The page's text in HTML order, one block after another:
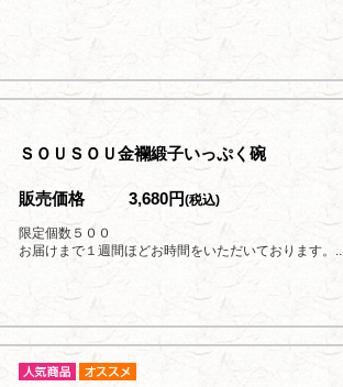
ＳＯＵＳＯＵ金襴緞子いっぷく碗
販売価格 3,680円(税込)
限定個数５００
お届けまで１週間ほどお時間をいただいております。..